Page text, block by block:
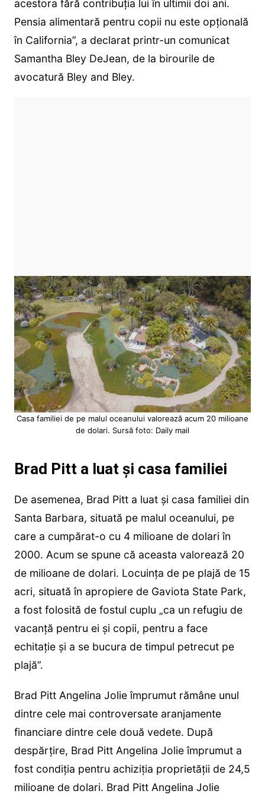
acestora fără contribuția lui în ultimii doi ani.
Pensia alimentară pentru copii nu este opțională
în California”, a declarat printr-un comunicat
Samantha Bley DeJean, de la birourile de
avocatură Bley and Bley.
Casa familiei de pe malul oceanului valorează acum 20 milioane
de dolari. Sursă foto: Daily mail
Brad Pitt a luat și casa familiei
De asemenea, Brad Pitt a luat și casa familiei din
Santa Barbara, situată pe malul oceanului, pe
care a cumpărat-o cu 4 milioane de dolari în
2000. Acum se spune că aceasta valorează 20
de milioane de dolari. Locuința de pe plajă de 15
acri, situată în apropiere de Gaviota State Park,
a fost folosită de fostul cuplu „ca un refugiu de
vacanță pentru ei și copii, pentru a face
echitație și a se bucura de timpul petrecut pe
plajă”.
Brad Pitt Angelina Jolie împrumut rămâne unul
dintre cele mai controversate aranjamente
financiare dintre cele două vedete. După
despărțire, Brad Pitt Angelina Jolie împrumut a
fost condiția pentru achiziția proprietății de 24,5
milioane de dolari. Brad Pitt Angelina Jolie